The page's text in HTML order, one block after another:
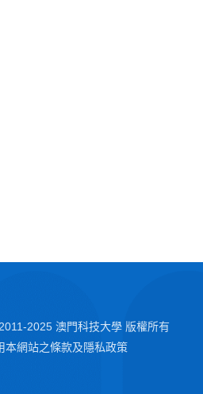
2025 澳門科技大學 版權所有
本網站之條款及隱私政策